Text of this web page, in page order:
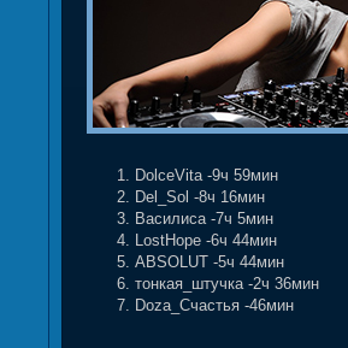
DolceVita -9ч 59мин
Del_Sol -8ч 16мин
Василиса -7ч 5мин
LostHope -6ч 44мин
ABSOLUT -5ч 44мин
тонкая_штучка -2ч 36мин
Doza_Счастья -46мин